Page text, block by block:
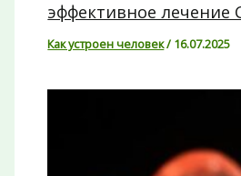
эффективное лечение
Как устроен человек/ 16.07.2025